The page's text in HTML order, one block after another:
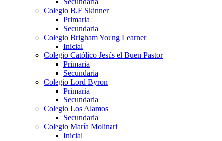
Secundaria
Colegio B.F Skinner
Primaria
Secundaria
Colegio Brigham Young Learner
Inicial
Colegio Católico Jesús el Buen Pastor
Primaria
Secundaria
Colegio Lord Byron
Primaria
Secundaria
Colegio Los Alamos
Secundaria
Colegio María Molinari
Inicial